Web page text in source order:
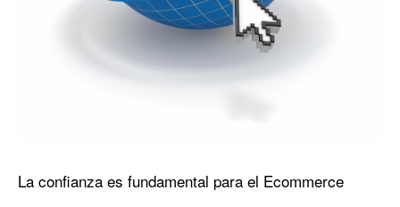
La confianza es fundamental para el Ecommerce